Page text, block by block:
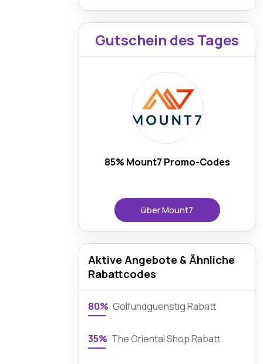
Gutschein des Tages
85% Mount7 Promo-Codes
über Mount7
Aktive Angebote & Ähnliche
Rabattcodes
80% Golfundguenstig Rabatt
35% The Oriental Shop Rabatt